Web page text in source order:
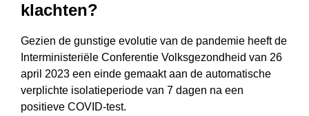
klachten?
Gezien de gunstige evolutie van de pandemie heeft de
Interministeriële Conferentie Volksgezondheid van 26
april 2023 een einde gemaakt aan de automatische
verplichte isolatieperiode van 7 dagen na een
positieve COVID-test.